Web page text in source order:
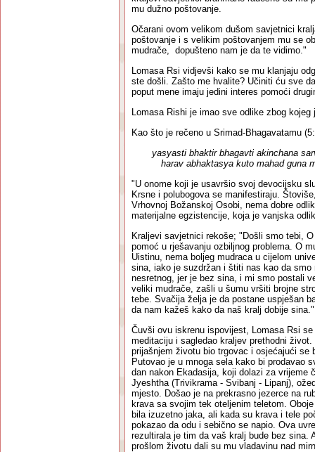
mu dužno poštovanje.
Očarani ovom velikom dušom savjetnici
poštovanje i s velikim poštovanjem mu se
mudrače, dopušteno nam je da te vidimo."
Lomasa Rsi vidjevši kako se mu klanjaju
ste došli. Zašto me hvalite? Učiniti ću sve
poput mene imaju jedini interes pomoći
Lomasa Rishi je imao sve odlike zbog
Kao što je rečeno u Srimad-Bhagavatamu
yasyasti bhaktir bhagavti akinchana
harav abhaktasya kuto mahad guna
"U onome koji je usavršio svoj devocijsku
Krsne i polubogova se manifestiraju.
Vrhovnoj Božanskoj Osobi, nema dobre
materijalne egzistencije, koja je vanjska
Kraljevi savjetnici rekoše; "Došli smo tebi,
pomoć u rješavanju ozbiljnog problema. O
Uistinu, nema boljeg mudraca u cijelom
sina, iako je suzdržan i štiti nas kao da
nesretnog, jer je bez sina, i mi smo postali
veliki mudrače, zašli u šumu vršiti brojne
tebe. Svačija želja je da postane uspješan
da nam kažeš kako da naš kralj dobije sina."
Čuvši ovu iskrenu ispovijest, Lomasa Rsi
meditaciju i sagledao kraljev prethodni
prijašnjem životu bio trgovac i osjećajući se
Putovao je u mnoga sela kako bi prodavao
dan nakon Ekadasija, koji dolazi za vrijeme
Jyeshtha (Trivikrama - Svibanj - Lipanj),
mjesto. Došao je na prekrasno jezerce na
krava sa svojim tek oteljenim teletom.
bila izuzetno jaka, ali kada su krava i tele
pokazao da odu i sebično se napio. Ova
rezultirala je tim da vaš kralj bude bez sina.
prošlom životu dali su mu vladavinu nad